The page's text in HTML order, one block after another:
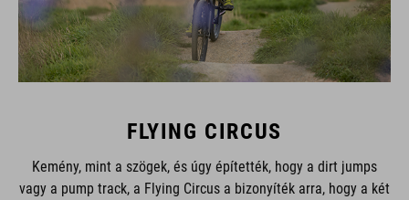
FLYING CIRCUS
Kemény, mint a szögek, és úgy építették, hogy a dirt jumps
vagy a pump track, a Flying Circus a bizonyíték arra, hogy a két